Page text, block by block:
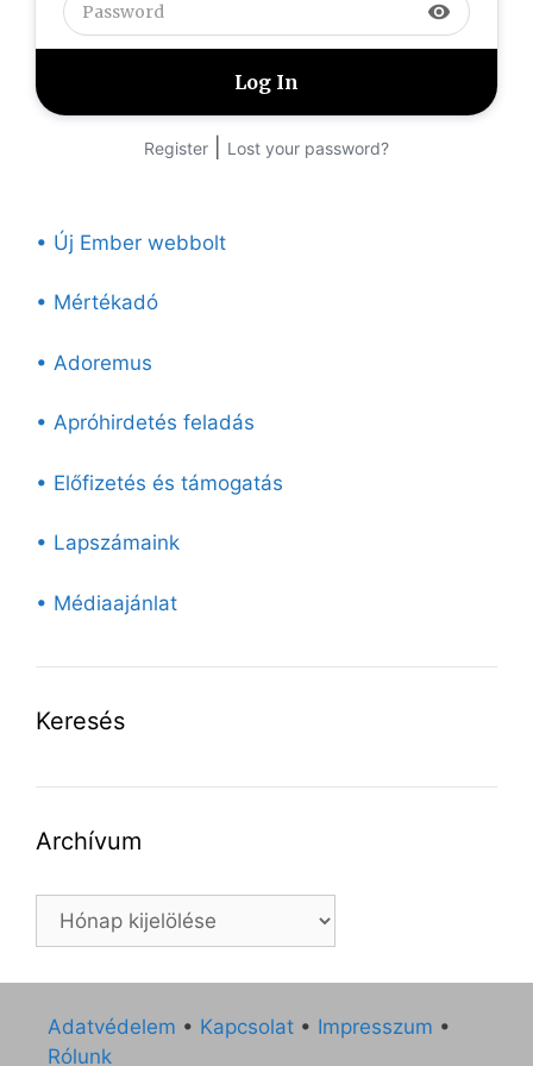
visibility
Register Lost your password?
• Új Ember webbolt
• Mértékadó
• Adoremus
• Apróhirdetés feladás
• Előfizetés és támogatás
• Lapszámaink
• Médiaajánlat
Keresés
Archívum
Archívum
Adatvédelem • Kapcsolat • Impresszum •
Rólunk